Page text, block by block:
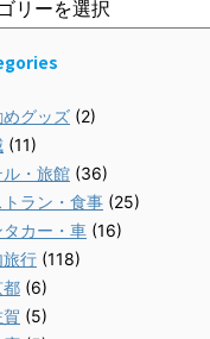
めグッズ (2)
(11)
ル・旅館 (36)
トラン・食事 (25)
タカー・車 (16)
旅行 (118)
都 (6)
(5)